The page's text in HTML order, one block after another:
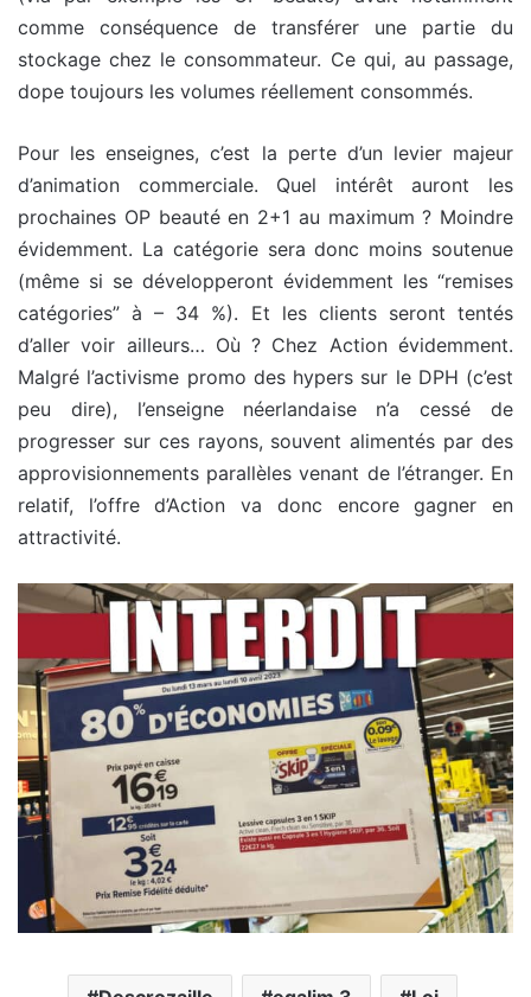
comme conséquence de transférer une partie du
stockage chez le consommateur. Ce qui, au passage,
dope toujours les volumes réellement consommés.
Pour les enseignes, c’est la perte d’un levier majeur
d’animation commerciale. Quel intérêt auront les
prochaines OP beauté en 2+1 au maximum ? Moindre
évidemment. La catégorie sera donc moins soutenue
(même si se développeront évidemment les “remises
catégories” à – 34 %). Et les clients seront tentés
d’aller voir ailleurs… Où ? Chez Action évidemment.
Malgré l’activisme promo des hypers sur le DPH (c’est
peu dire), l’enseigne néerlandaise n’a cessé de
progresser sur ces rayons, souvent alimentés par des
approvisionnements parallèles venant de l’étranger. En
relatif, l’offre d’Action va donc encore gagner en
attractivité.